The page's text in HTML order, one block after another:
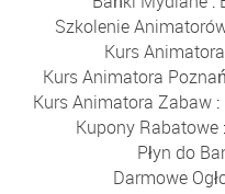
Szkolenie
Kurs
Kurs Animatora Poznań
Kurs Animatora Zabaw :
Kupony Rabatowe :
Płyn do
Darmowe